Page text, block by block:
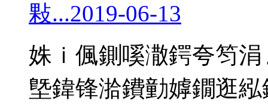
敤...2019-06-13
姝ｉ偑鍘嗘潵鍔夸笉
墍鍏锋湁鐨勭嫭鐗逛